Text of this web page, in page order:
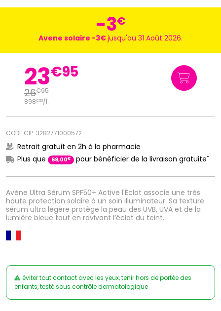
Avène Ultra Sérum SPF50+ Active l'Éclat associe une très
haute protection solaire à un soin illuminateur. Sa texture
sérum ultra légère protège la peau des UVB, UVA et de la
lumière bleue tout en ravivant l’éclat du teint.
-3€
Avene solaire -3€jusqu'au 31 Août 2026.
23€95
26€95
898€33/l.
CODE CIP: 3282771000572
Retrait gratuit en 2h à la pharmacie
Plus que
69,00€ pour bénéficier de la livraison gratuite*
éviter tout contact avec les yeux, tenir hors de portée des
enfants, testé sous contrôle dermatologique